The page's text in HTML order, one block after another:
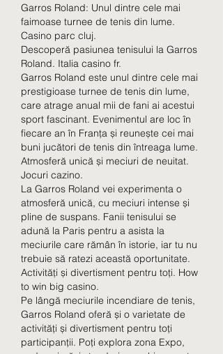
Garros Roland: Unul dintre cele mai
faimoase turnee de tenis din lume.
Casino parc cluj.
Descoperă pasiunea tenisului la Garros
Roland. Italia casino fr.
Garros Roland este unul dintre cele mai
prestigioase turnee de tenis din lume,
care atrage anual mii de fani ai acestui
sport fascinant. Evenimentul are loc în
fiecare an în Franța și reunește cei mai
buni jucători de tenis din întreaga lume.
Atmosferă unică și meciuri de neuitat.
Jocuri cazino.
La Garros Roland vei experimenta o
atmosferă unică, cu meciuri intense și
pline de suspans. Fanii tenisului se
adună la Paris pentru a asista la
meciurile care rămân în istorie, iar tu nu
trebuie să ratezi această oportunitate.
Activități și divertisment pentru toți. How
to win big casino.
Pe lângă meciurile incendiare de tenis,
Garros Roland oferă și o varietate de
activități și divertisment pentru toți
participanții. Poți explora zona Expo,